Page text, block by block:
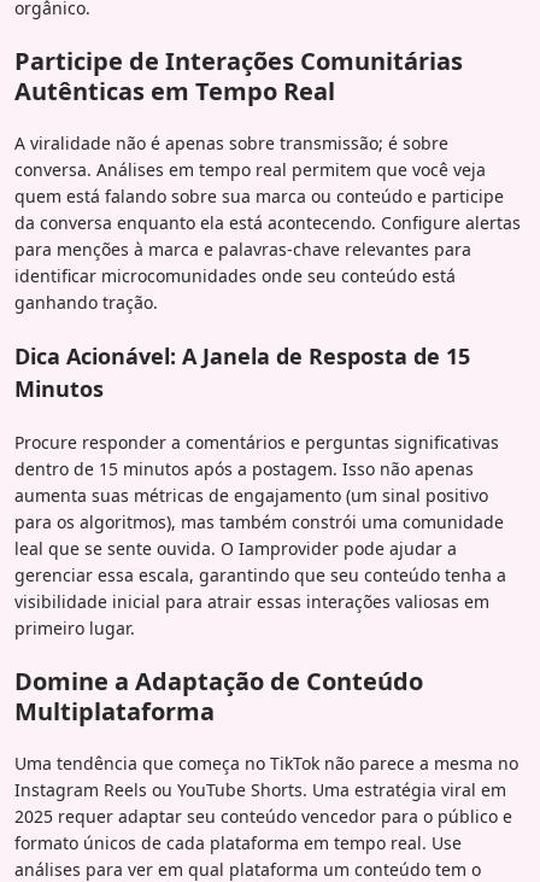
orgânico.
Participe de Interações Comunitárias
Autênticas em Tempo Real
A viralidade não é apenas sobre transmissão; é sobre
conversa. Análises em tempo real permitem que você veja
quem está falando sobre sua marca ou conteúdo e participe
da conversa enquanto ela está acontecendo. Configure alertas
para menções à marca e palavras-chave relevantes para
identificar microcomunidades onde seu conteúdo está
ganhando tração.
Dica Acionável: A Janela de Resposta de 15
Minutos
Procure responder a comentários e perguntas significativas
dentro de 15 minutos após a postagem. Isso não apenas
aumenta suas métricas de engajamento (um sinal positivo
para os algoritmos), mas também constrói uma comunidade
leal que se sente ouvida. O Iamprovider pode ajudar a
gerenciar essa escala, garantindo que seu conteúdo tenha a
visibilidade inicial para atrair essas interações valiosas em
primeiro lugar.
Domine a Adaptação de Conteúdo
Multiplataforma
Uma tendência que começa no TikTok não parece a mesma no
Instagram Reels ou YouTube Shorts. Uma estratégia viral em
2025 requer adaptar seu conteúdo vencedor para o público e
formato únicos de cada plataforma em tempo real. Use
análises para ver em qual plataforma um conteúdo tem o